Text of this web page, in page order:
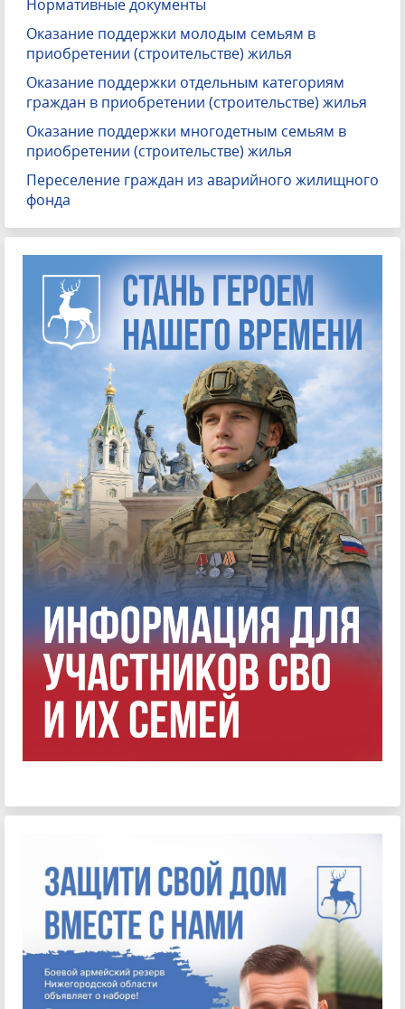
Нормативные документы
Оказание поддержки молодым семьям в
приобретении (строительстве) жилья
Оказание поддержки отдельным категориям
граждан в приобретении (строительстве) жилья
Оказание поддержки многодетным семьям в
приобретении (строительстве) жилья
Переселение граждан из аварийного жилищного
фонда